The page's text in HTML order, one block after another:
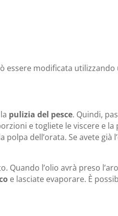
essere modificata utilizzando
pulizia del pesce. Quindi,
e togliete le viscere e la
dell’orata. Se avete già
Quando l’olio avrà preso
e lasciate evaporare. È